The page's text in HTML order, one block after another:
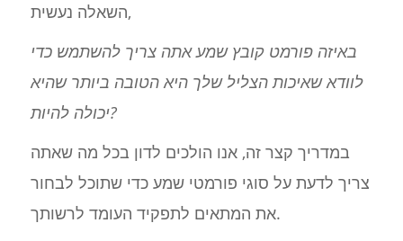
השאלה נעשית,
באיזה פורמט קובץ שמע אתה צריך להשתמש כדי
לוודא שאיכות הצליל שלך היא הטובה ביותר שהיא
יכולה להיות?
במדריך קצר זה, אנו הולכים לדון בכל מה שאתה
צריך לדעת על סוגי פורמטי שמע כדי שתוכל לבחור
את המתאים לתפקיד העומד לרשותך.